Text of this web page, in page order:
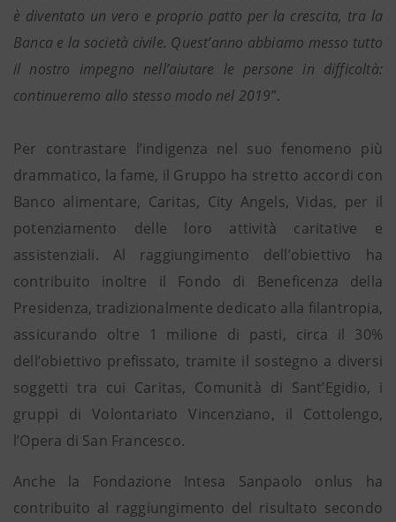
è diventato un vero e proprio patto per la crescita, tra la
Banca e la società civile. Quest’anno abbiamo messo tutto
il nostro impegno nell’aiutare le persone in difficoltà:
continueremo allo stesso modo nel 2019”.
Per contrastare l’indigenza nel suo fenomeno più
drammatico, la fame, il Gruppo ha stretto accordi con
Banco alimentare, Caritas, City Angels, Vidas, per il
potenziamento delle loro attività caritative e
assistenziali. Al raggiungimento dell’obiettivo ha
contribuito inoltre il Fondo di Beneficenza della
Presidenza, tradizionalmente dedicato alla filantropia,
assicurando oltre 1 milione di pasti, circa il 30%
dell’obiettivo prefissato, tramite il sostegno a diversi
soggetti tra cui Caritas, Comunità di Sant’Egidio, i
gruppi di Volontariato Vincenziano, il Cottolengo,
l’Opera di San Francesco.
Anche la Fondazione Intesa Sanpaolo onlus ha
contribuito al raggiungimento del risultato secondo